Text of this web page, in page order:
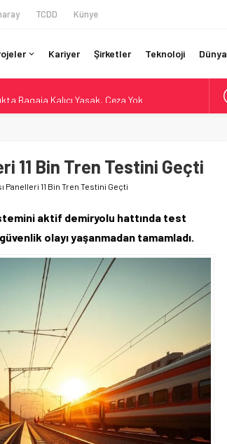
TCDD Künye
Kariyer Şirketler Teknoloji Dünya
Bagaja Kalıcı Yasak, Ceza Yok
Sol Tüneli %33 Kapasite Artışı
Seferlerine Çıkarıyor
Tren Seferleri Duruyor
11 Bin Tren Testini Geçti
Panelleri 11 Bin Tren Testini Geçti
aktif demiryolu hattında test
olayı yaşanmadan tamamladı.